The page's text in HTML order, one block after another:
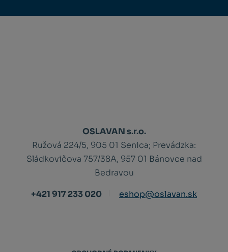
OSLAVAN s.r.o.
Ružová 224/5, 905 01 Senica; Prevádzka:
Sládkovičova 757/38A, 957 01 Bánovce nad
Bedravou
+421 917 233 020
eshop@oslavan.sk